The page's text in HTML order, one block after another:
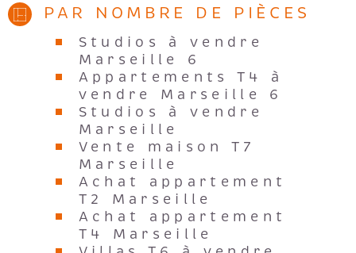
PAR NOMBRE DE PIÈCES
Studios à vendre
Marseille 6
Appartements T4 à
vendre Marseille 6
Studios à vendre
Marseille
Vente maison T7
Marseille
Achat appartement
T2 Marseille
Achat appartement
T4 Marseille